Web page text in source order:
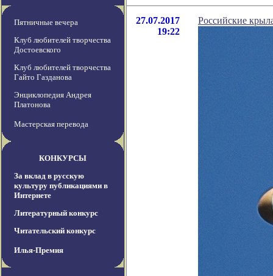
Пятничные вечера
Клуб любителей творчества
Достоевского
Клуб любителей творчества
Гайто Газданова
Энциклопедия Андрея
Платонова
Мастерская перевода
КОНКУРСЫ
За вклад в русскую
культуру публикациями в
Интернете
Литературный конкурс
Читательский конкурс
Илья-Премия
27.07.2017
19:22
Российские